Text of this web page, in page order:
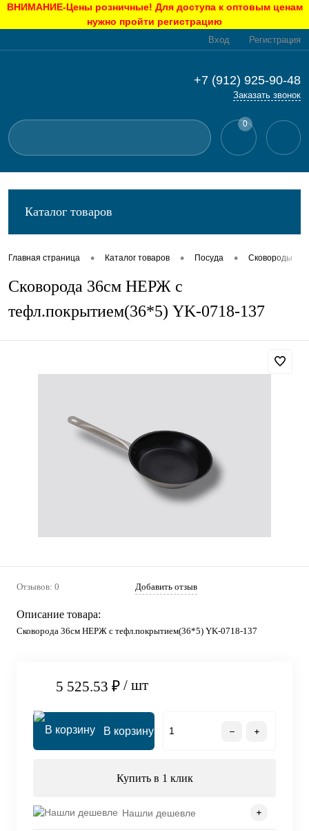
ВНИМАНИЕ-Цены розничные! Для доступа к оптовым ценам
нужно пройти регистрацию
Вход Регистрация
+7 (912) 925-90-48
Заказать звонок
0
Каталог товаров
Главная страница • Каталог товаров • Посуда • Сковороды
Сковорода 36см НЕРЖ с
тефл.покрытием(36*5) YK-0718-137
Отзывов: 0 Добавить отзыв
Описание товара:
Сковорода 36см НЕРЖ с тефл.покрытием(36*5) YK-0718-137
5 525.53 ₽ / шт
В корзину
Купить в 1 клик
Нашли дешевле